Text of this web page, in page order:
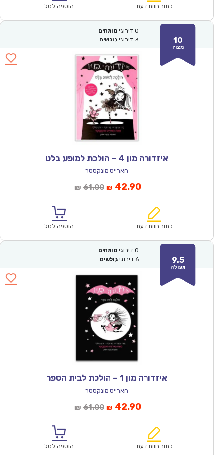
₪61.00.כתוב חוות דעת הוספה לסל
10
מצוין
0 דירוגי מומחים
3 דירוגי גולשים
איזדורה מון 4 – הולכת למופע בלט
הארייט מונקסטר
₪ 61.00המחיר
₪61.00.
₪ 42.90המחיר
הוא:
כתוב חוות דעת הוספה לסל
9.5
מעולה
0 דירוגי מומחים
6 דירוגי גולשים
איזדורה מון 1 – הולכת לבית הספר
הארייט מונקסטר
₪ 61.00המחיר
₪61.00.
₪ 42.90המחיר
הוא:
כתוב חוות דעת הוספה לסל